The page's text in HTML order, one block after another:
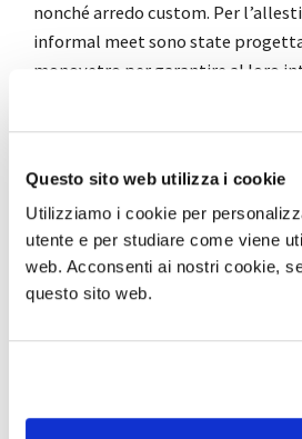
Questo sito web utilizza i cookie
Utilizziamo i cookie per
utente e per studiare come viene
web. Acconsenti ai nostri cookie,
questo sito web.
nonché arredo custom. Per
informal meet sono state
monovetro per garantire al loro
acustico e visivo. Per assicurare
riservatezza, anche per le nicchie
acustici.
Project byIl Prisma